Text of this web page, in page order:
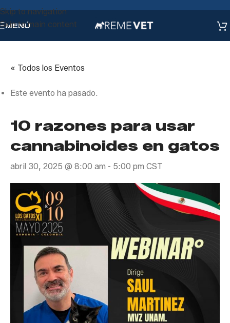
Skip to navigation
Skip to main content
MENÚ
« Todos los Eventos
Este evento ha pasado.
10 razones para usar
cannabinoides en gatos
abril 30, 2025 @ 8:00 am - 5:00 pm CST